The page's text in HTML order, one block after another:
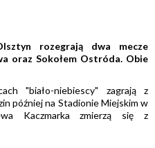
rozegrają dwa mecze
oraz Sokołem Ostróda. Obie
"biało-niebiescy" zagrają z
później na Stadionie Miejskim w
Kaczmarka zmierzą się z